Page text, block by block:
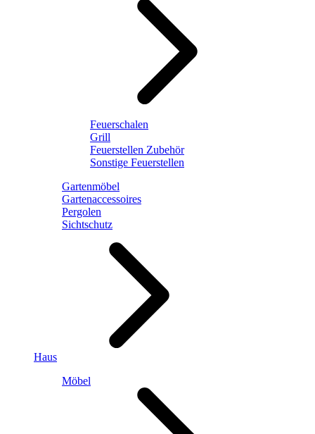
Feuerschalen
Grill
Feuerstellen Zubehör
Sonstige Feuerstellen
Gartenmöbel
Gartenaccessoires
Pergolen
Sichtschutz
Haus
Möbel